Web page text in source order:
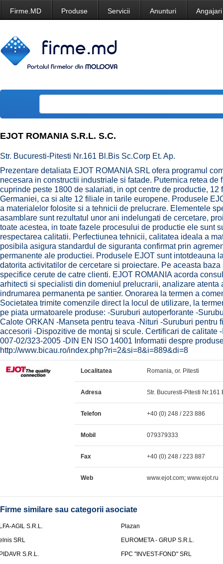
Firme.MD Produse Servicii Anunturi Angajari
EJOT ROMANIA S.R.L. S.C.
Str. Bucuresti-Pitesti Nr.161 Bl.Bis Sc.Corp Et. Ap.
Prezentare detaliata EJOT ROMANIA SRL ofera programul
necesara in constructii industriale si fatade. Puternica retea de
cuprinde peste 1800 de salariati, in opt centre de productie,
Germaniei, ca si alte 12 filiale in tarile europene. Produsele
a materialelor folosite si a tehnicii de prelucrare. Elementele
asamblare sunt rezultatul unor ani indelungati de cercetare,
toate acestea, in toate fazele procesului de productie ele sunt
respectarea calitatii. Perfectiunea tehnicii, calitatea ideala a
posibila asigura standardul de siguranta confirmat prin
permanente ale productiei. Produsele EJOT sunt intotdeauna
datorita activitatilor de cercetare si proiectare. Pe aceasta
specifice cerute de catre clienti. EJOT ROMANIA acorda
arhitecti si specialisti din domeniul prelucrarii, analizare atenta
indrumarea permanenta pe santier. Onorarea la termen a
Societatea trimite comenzile direct la locul de utilizare, la
pe piata urmatoarele produse: -Suruburi autoperforante -
Calote ORKAN -Manseta pentru teava -Nituri -Suruburi pentru
accesorii -Dispozitive de montaj si scule. Certificari de calitate
007-02/323-2005 -DIN EN ISO 14001 Informatii despre
http://www.bicau.ro/index.php?ri=2&si=8&i=889&di=8
Localitatea Romania, or. Pitesti
Adresa Str. Bucuresti-Pitesti Nr.161
Telefon +40 (0) 248 / 223 886
Mobil 079379333
Fax +40 (0) 248 / 223 887
Web www.ejot.com; www.ejot.ru
Firme similare sau categorii asociate
AGIL S.R.L.
Plazan
SRL
EUROMETA - GRUP S.R.L.
S.R.L.
FPC "INVEST-FOND" SRL